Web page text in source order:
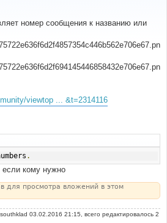
номер сообщения к названию или
viewtop ... &t=2314116
.
кому нужно
для просмотра вложений в этом
southklad 03.02.2016 21:15, всего редактировалось 2